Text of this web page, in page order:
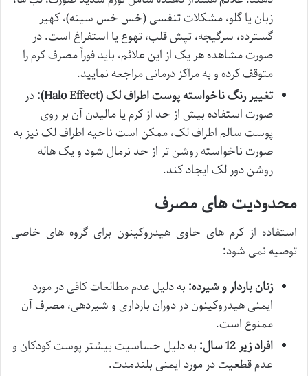
زبان یا گلو، مشکلات تنفسی (خس خس سینه)، کهیر
گسترده، سرگیجه، تپش قلب، تهوع یا استفراغ است. در
صورت مشاهده هر یک از این علائم، باید فوراً مصرف کرم را
متوقف کرده و به مراکز درمانی مراجعه نمایید.
تغییر رنگ ناخواسته پوست اطراف لک (Halo Effect):
در
صورت استفاده بیش از حد از کرم یا مالیدن آن بر روی
پوست سالم اطراف لک، ممکن است ناحیه اطراف لک نیز به
صورت ناخواسته روشن تر از حد نرمال شود و یک هاله
روشن دور لک ایجاد کند.
محدودیت های مصرف
استفاده از کرم های حاوی هیدروکینون برای گروه های خاصی
توصیه نمی شود:
زنان باردار و شیرده: به دلیل عدم مطالعات کافی در مورد
ایمنی هیدروکینون در دوران بارداری و شیردهی، مصرف آن
ممنوع است.
افراد زیر 12 سال:
به دلیل حساسیت بیشتر پوست کودکان و
عدم قطعیت در مورد ایمنی بلندمدت.